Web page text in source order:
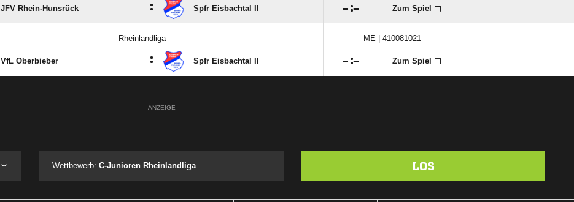
JFV Rhein-Hunsrück : Spfr Eisbachtal II : Zum Spiel
Rheinlandliga ME | 410081021
VfL Oberbieber : Spfr Eisbachtal II : Zum Spiel
ANZEIGE
Wettbewerb:C-Junioren Rheinlandliga LOS